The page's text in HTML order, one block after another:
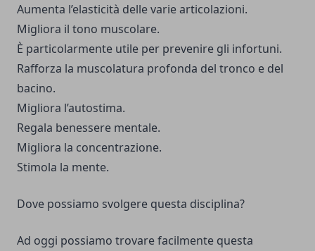
Aumenta l’elasticità delle varie articolazioni.
Migliora il tono muscolare.
È particolarmente utile per prevenire gli infortuni.
Rafforza la muscolatura profonda del tronco e del
bacino.
Migliora l’autostima.
Regala benessere mentale.
Migliora la concentrazione.
Stimola la mente.
Dove possiamo svolgere questa disciplina?
Ad oggi possiamo trovare facilmente questa